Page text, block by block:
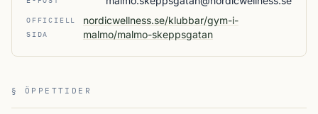
OFFICIELL
SIDA
nordicwellness.se/klubbar/gym-i-
malmo/malmo-skeppsgatan
§ ÖPPETTIDER